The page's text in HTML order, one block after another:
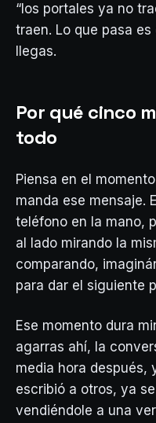
“los portales ya no
traen. Lo que pasa
llegas.
Por qué cinco
todo
Piensa en el
manda ese mensaje.
teléfono en la mano,
al lado mirando la
comparando,
para dar el siguiente
Ese momento dura
agarras ahí, la
media hora después,
escribió a otros, ya
vendiéndole a una